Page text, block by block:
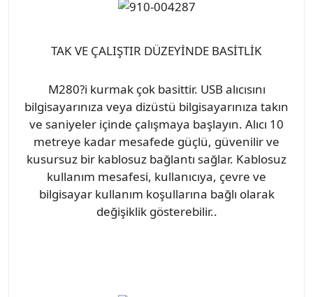
TAK VE ÇALIŞTIR DÜZEYİNDE BASİTLİK
M280?i kurmak çok basittir. USB alıcısını
bilgisayarınıza veya dizüstü bilgisayarınıza takın
ve saniyeler içinde çalışmaya başlayın. Alıcı 10
metreye kadar mesafede güçlü, güvenilir ve
kusursuz bir kablosuz bağlantı sağlar. Kablosuz
kullanım mesafesi, kullanıcıya, çevre ve
bilgisayar kullanım koşullarına bağlı olarak
değişiklik gösterebilir..